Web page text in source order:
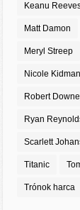
Keanu
Matt Damon
Meryl Streep
Nicole Kidman
Robert
Ryan
Scarlett
Titanic
Trónok harca